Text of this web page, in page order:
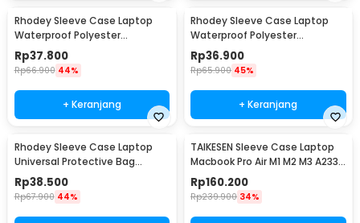
Rhodey Sleeve Case Laptop
Waterproof Polyester
Neoprene Bag 13 Inch - L123F
Rp37.800
Rp66.900 44%
+ Keranjang
Rhodey Sleeve Case Laptop
Waterproof Polyester
Neoprene Bag 15.6 Inch - L123F
Rp36.900
Rp65.900 45%
+ Keranjang
Rhodey Sleeve Case Laptop
Universal Protective Bag
Neoprene with Pouch 11 Inch -
AK03
Rp38.500
Rp67.900 44%
TAIKESEN Sleeve Case Laptop
Macbook Pro Air M1 M2 M3 A2337
A2338 13 Inch - PW42
Rp160.200
Rp239.900 34%